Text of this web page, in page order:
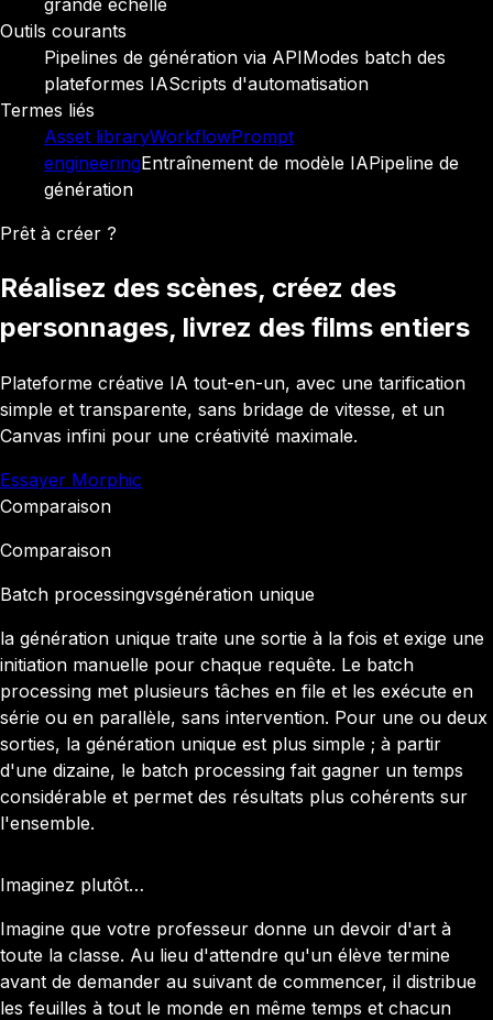
grande échelle
Outils courants
Pipelines de génération via APIModes batch des
plateformes IAScripts d'automatisation
Termes liés
Asset libraryWorkflowPrompt
engineeringEntraînement de modèle IAPipeline de
génération
Prêt à créer ?
Réalisez des scènes, créez des
personnages, livrez des films entiers
Plateforme créative IA tout-en-un, avec une tarification
simple et transparente, sans bridage de vitesse, et un
Canvas infini pour une créativité maximale.
Essayer Morphic
Comparaison
Comparaison
Batch processingvsgénération unique
la génération unique traite une sortie à la fois et exige une
initiation manuelle pour chaque requête. Le batch
processing met plusieurs tâches en file et les exécute en
série ou en parallèle, sans intervention. Pour une ou deux
sorties, la génération unique est plus simple ; à partir
d'une dizaine, le batch processing fait gagner un temps
considérable et permet des résultats plus cohérents sur
l'ensemble.
Imaginez plutôt…
Imagine que votre professeur donne un devoir d'art à
toute la classe. Au lieu d'attendre qu'un élève termine
avant de demander au suivant de commencer, il distribue
les feuilles à tout le monde en même temps et chacun